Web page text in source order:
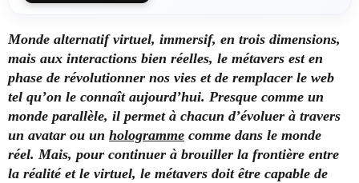
Monde alternatif virtuel, immersif, en trois dimensions,
mais aux interactions bien réelles, le métavers est en
phase de révolutionner nos vies et de remplacer le web
tel qu’on le connaît aujourd’hui. Presque comme un
monde parallèle, il permet à chacun d’évoluer à travers
un avatar ou un hologramme comme dans le monde
réel. Mais, pour continuer à brouiller la frontière entre
la réalité et le virtuel, le métavers doit être capable de